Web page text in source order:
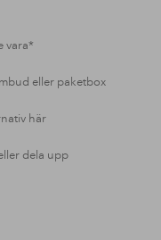
vara*
eller paketbox
här
dela upp